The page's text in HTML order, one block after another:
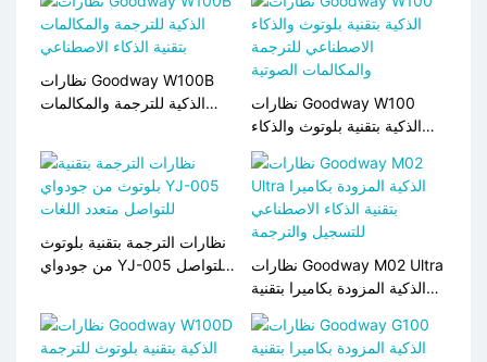
نظارات Goodway W100B
الذكية للترجمة والمكالمات
نظارات Goodway W100
الذكية بتقنية بلوتوث والذكاء
الاصطناعي للترجمة
والمكالمات الصوتية
نظارات الترجمة بتقنية بلوتوث
من جودواي YJ-005 للتواصل
نظارات Goodway M02 Ultra
الذكية المزودة بكاميرا بتقنية
الذكاء الاصطناعي للتسجيل
والترجمة